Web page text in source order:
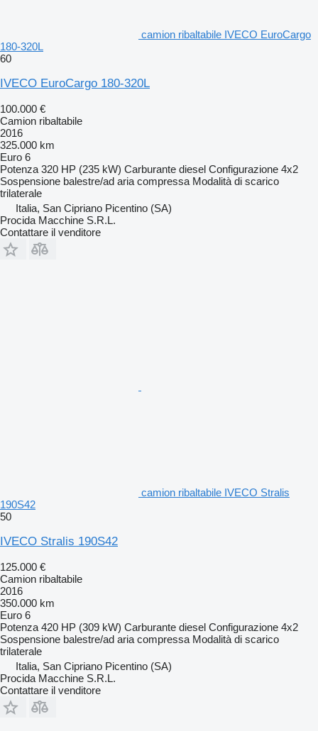
camion ribaltabile IVECO EuroCargo
180-320L
60
IVECO EuroCargo 180-320L
100.000 €
Camion ribaltabile
2016
325.000 km
Euro 6
Potenza 320 HP (235 kW) Carburante diesel Configurazione 4x2
Sospensione balestre/ad aria compressa Modalità di scarico
trilaterale
Italia, San Cipriano Picentino (SA)
Procida Macchine S.R.L.
Contattare il venditore
camion ribaltabile IVECO Stralis
190S42
50
IVECO Stralis 190S42
125.000 €
Camion ribaltabile
2016
350.000 km
Euro 6
Potenza 420 HP (309 kW) Carburante diesel Configurazione 4x2
Sospensione balestre/ad aria compressa Modalità di scarico
trilaterale
Italia, San Cipriano Picentino (SA)
Procida Macchine S.R.L.
Contattare il venditore